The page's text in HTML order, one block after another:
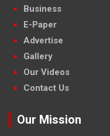
Business
E-Paper
Advertise
Gallery
Our Videos
Contact Us
Our Mission